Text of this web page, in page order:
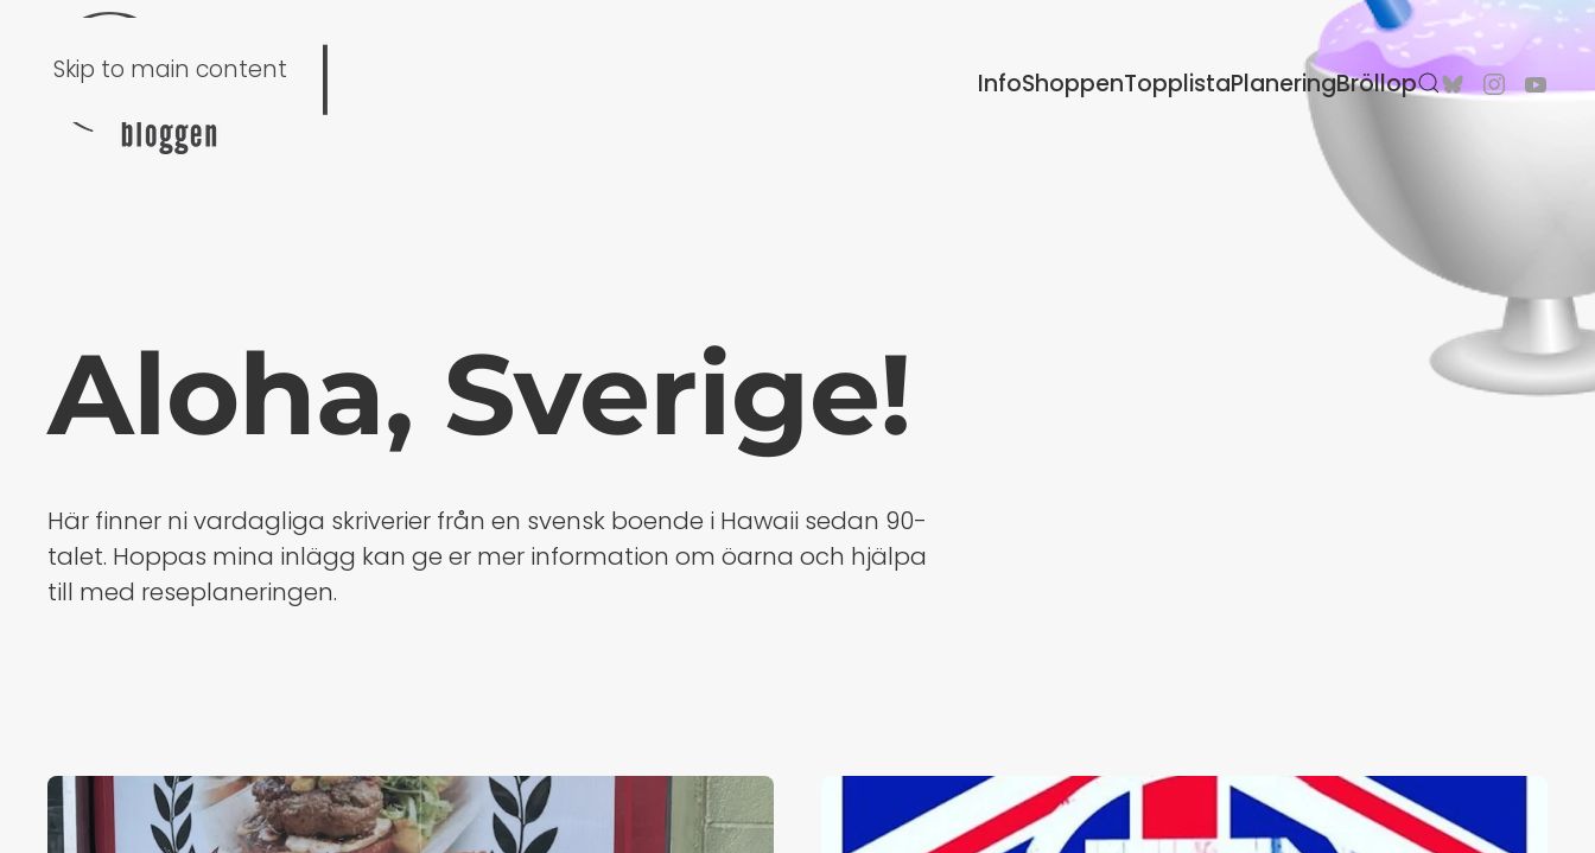
Skip to main content InfoShoppenTopplistaPlaneringBröllop
Aloha, Sverige!
Här finner ni vardagliga skriverier från en svensk boende i Hawaii sedan 90-
talet. Hoppas mina inlägg kan ge er mer information om öarna och hjälpa
till med reseplaneringen.